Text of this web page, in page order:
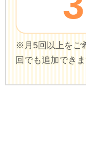
※月5回以上をご
回でも追加でき